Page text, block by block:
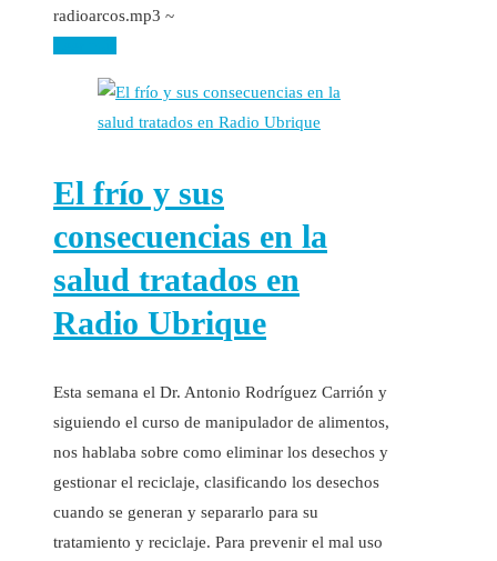
radioarcos.mp3 ~
El frío y sus
consecuencias en la
salud tratados en
Radio Ubrique
Esta semana el Dr. Antonio Rodríguez Carrión y
siguiendo el curso de manipulador de alimentos,
nos hablaba sobre como eliminar los desechos y
gestionar el reciclaje, clasificando los desechos
cuando se generan y separarlo para su
tratamiento y reciclaje. Para prevenir el mal uso